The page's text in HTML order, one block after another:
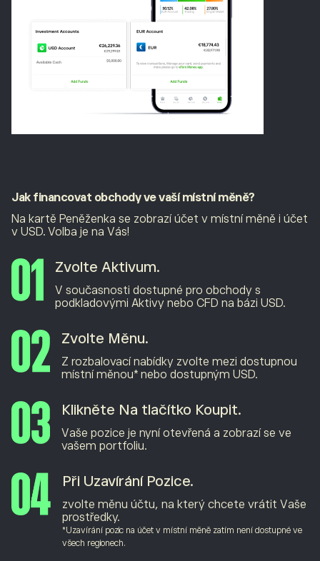
Jak financovat obchody ve vaší místní měně?
Na kartě Peněženka se zobrazí účet v místní měně i účet
v USD. Volba je na Vás!
Zvolte Aktivum.
V současnosti dostupné pro obchody s
podkladovými Aktivy nebo CFD na bázi USD.
Zvolte Měnu.
Z rozbalovací nabídky zvolte mezi dostupnou
místní měnou* nebo dostupným USD.
Klikněte Na tlačítko Koupit.
Vaše pozice je nyní otevřená a zobrazí se ve
vašem portfoliu.
Při Uzavírání Pozice.
zvolte měnu účtu, na který chcete vrátit Vaše
prostředky.
*Uzavírání pozic na účet v místní měně zatím není dostupné ve
všech regionech.